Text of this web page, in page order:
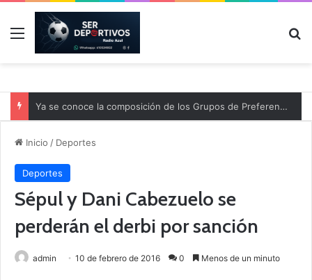
Menú
Ya se conoce la composición de los Grupos de Preferente y el calendario
Inicio / Deportes
Deportes
Sépul y Dani Cabezuelo se
perderán el derbi por sanción
admin 10 de febrero de 2016 0 Menos de un minuto